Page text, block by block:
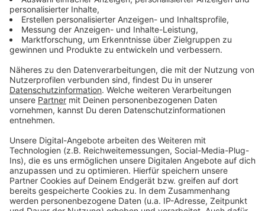
amtlicher Lichtbildausweis mitgebracht werden.
Männer dürfen sechs Mal und Frauen vier Mal innerhalb
von zwölf Monaten Blut spenden. Zwischen zwei
Blutspenden müssen 56 Tage liegen. Für alle, die mehr
wollen, hat der DRK-Blutspendedienst West im
Spender-Service-Center eine kostenlose Hotline
geschaltet. Unter 0800 -11 949 11 werden montags
bis freitags von 8.00 bis 18.00 Uhr alle Fragen
beantwortet.
Anzeige